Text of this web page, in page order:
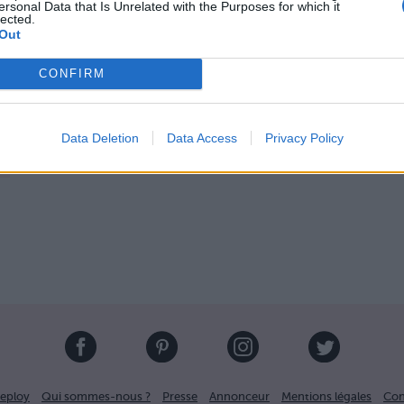
Data that Is Unrelated with the Purposes for which it
CONFIRM
Data Deletion Data Access Privacy Policy
par nuit. On parie que vous réfléchirez à deux fois
» entre copines…
Qui sommes-nous ? Presse Annonceur Mentions légales